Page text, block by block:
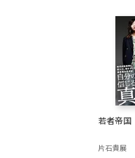
若者帝国
片石貴展